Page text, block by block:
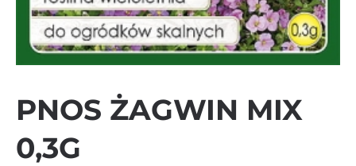
PNOS ŻAGWIN MIX
0,3G